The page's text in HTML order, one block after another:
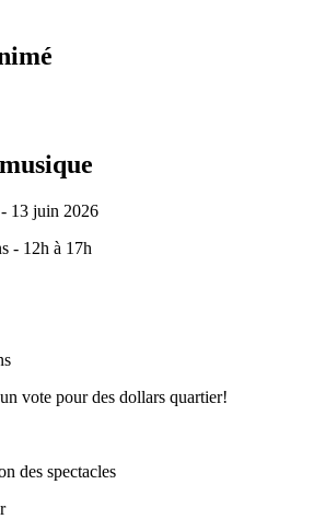
13 juin 2026
- 12h à 17h
vote pour des dollars quartier!
des spectacles